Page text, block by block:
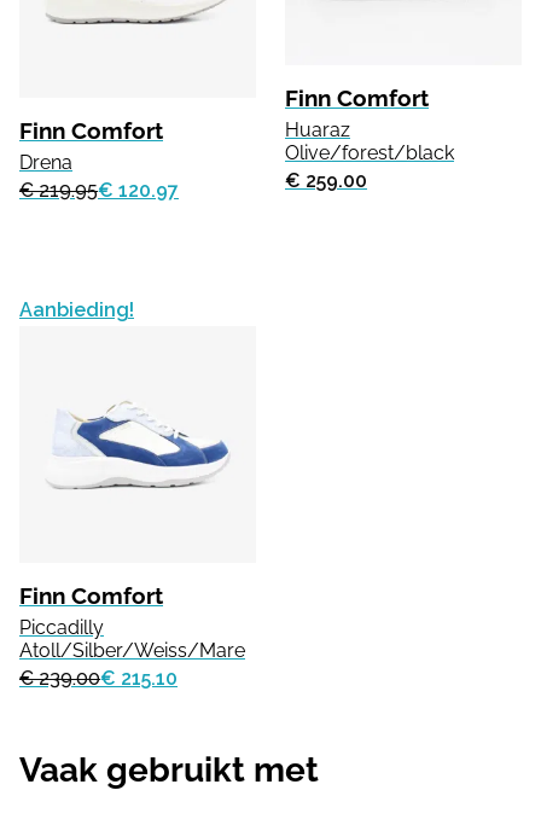
Finn Comfort
Drena
€ 219.95€ 120.97
Finn Comfort
Huaraz
Olive/forest/black
€ 259.00
Aanbieding!
Finn Comfort
Piccadilly
Atoll/Silber/Weiss/Mare
€ 239.00€ 215.10
Vaak gebruikt met